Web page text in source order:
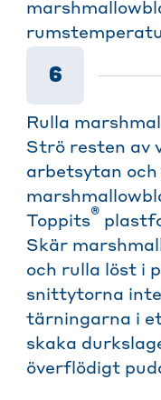
6
Rulla
Strö resten av
arbetsytan och
Toppits®
Skär
och rulla löst i
snittytorna
tärningarna i
skaka
överflödigt